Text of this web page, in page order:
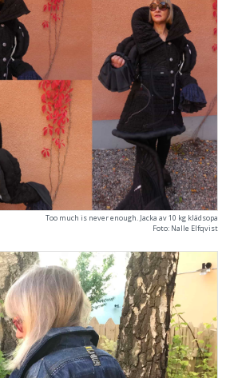
Too much is never enough. Jacka av 10 kg klädsopa
Foto: Nalle Elfqvist